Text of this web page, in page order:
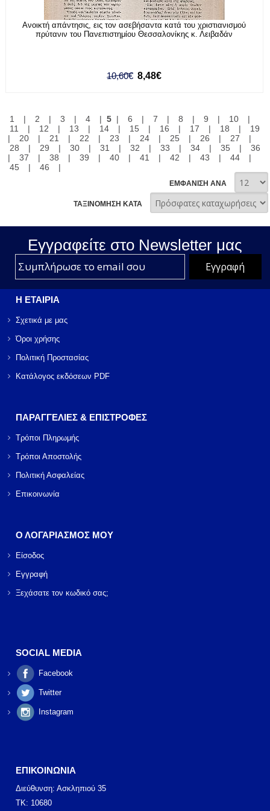
Ανοικτή απάντησις, εις τον ασεβήσαντα κατά του χριστιανισμού
πρύτανιν του Πανεπιστημίου Θεσσαλονίκης κ. Λειβαδάν
10,60€ 8,48€
1 | 2 | 3 | 4 | 5| 6 | 7 | 8 | 9 | 10
|
11
| 12 | 13 | 14 | 15 | 16 | 17 | 18 |
19
|
20 | 21 | 22 | 23 | 24 | 25 | 26 | 27
|
28
| 29 | 30 | 31 | 32 | 33 | 34 | 35 |
36
|
37 | 38 | 39 | 40 | 41 | 42 | 43 | 44
|
45
| 46 |
ΕΜΦΑΝΙΣΗ ΑΝΑ
ΤΑΞΙΝΟΜΗΣΗ ΚΑΤΑ
Εγγραφείτε στο Νewsletter μας
Η ΕΤΑΙΡΙΑ
Σχετικά με μας
Όροι χρήσης
Πολιτική Προστασίας
Κατάλογος εκδόσεων PDF
ΠΑΡΑΓΓΕΛΙΕΣ & ΕΠΙΣΤΡΟΦΕΣ
Τρόποι Πληρωμής
Τρόποι Αποστολής
Πολιτική Ασφαλείας
Επικοινωνία
Ο ΛΟΓΑΡΙΑΣΜΟΣ ΜΟΥ
Είσοδος
Εγγραφή
Ξεχάσατε τον κωδικό σας;
SOCIAL MEDIA
Facebook
Twitter
Instagram
ΕΠΙΚΟΙΝΩΝΙΑ
Διεύθυνση: Ασκληπιού 35
ΤΚ: 10680